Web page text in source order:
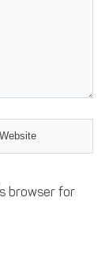
browser for